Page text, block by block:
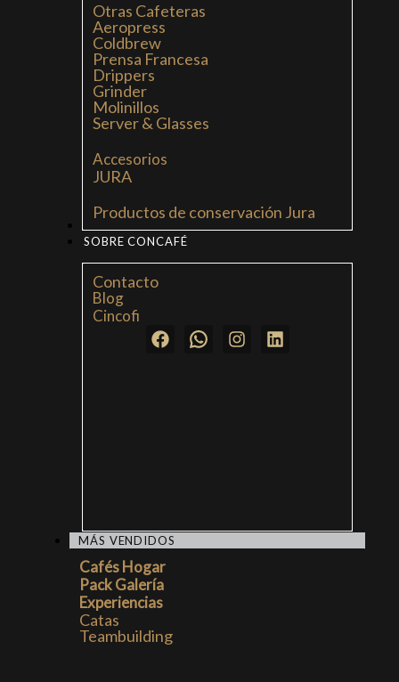
Otras Cafeteras
Aeropress
Coldbrew
Prensa Francesa
Drippers
Grinder
Molinillos
Server & Glasses
Accesorios
JURA
Productos de conservación Jura
SOBRE CONCAFÉ
Contacto
Blog
Cincofi
MÁS VENDIDOS
Cafés Hogar
Pack Galería
Experiencias
Catas
Teambuilding